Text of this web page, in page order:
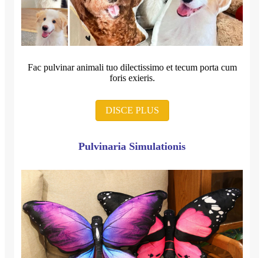
Fac pulvinar animali tuo dilectissimo et tecum porta cum
foris exieris.
DISCE PLUS
Pulvinaria Simulationis